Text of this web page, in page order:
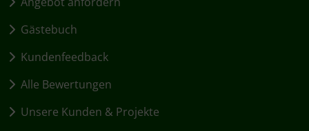
Gästebuch
Kundenfeedback
Alle Bewertungen
Unsere Kunden & Projekte